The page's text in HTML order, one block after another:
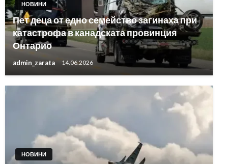
НОВИНИ
Пет деца от едно семейство загинаха при
катастрофа в канадската провинция
Онтарио
admin_zarata 14.06.2026
НОВИНИ